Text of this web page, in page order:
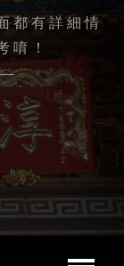
都有詳細情
唷！